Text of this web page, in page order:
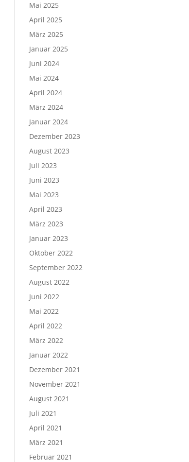
Mai 2025
April 2025
März 2025
Januar 2025
Juni 2024
Mai 2024
April 2024
März 2024
Januar 2024
Dezember 2023
August 2023
Juli 2023
Juni 2023
Mai 2023
April 2023
März 2023
Januar 2023
Oktober 2022
September 2022
August 2022
Juni 2022
Mai 2022
April 2022
März 2022
Januar 2022
Dezember 2021
November 2021
August 2021
Juli 2021
April 2021
März 2021
Februar 2021